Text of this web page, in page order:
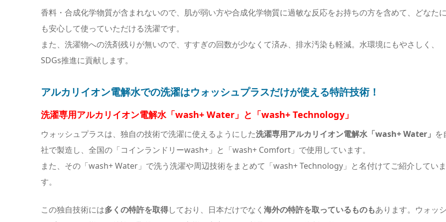
香料・合成化学物質が含まれないので、肌が弱い方や合成化学物質に過敏な反応をお持ちの方を含めて、どなた
も安心して使っていただける洗濯です。
また、洗濯物への洗剤残りが無いので、すすぎの回数が少なくて済み、排水汚染も軽減。水環境にもやさしく、
SDGs推進に貢献します。
アルカリイオン電解水での洗濯はウォッシュプラスだけが使える特許技術！
洗濯専用アルカリイオン電解水「wash+ Water」と「wash+ Technology」
ウォッシュプラスは、独自の技術で洗濯に使えるようにした洗濯専用アルカリイオン電解水「wash+ Water」 を
社で製造し、全国の「コインランドリーwash+」と「wash+ Comfort」で使用しています。
また、その「wash+ Water」で洗う洗濯や周辺技術をまとめて「wash+ Technology」と名付けてご紹介していま
す。
この独自技術には多くの特許を取得しており、日本だけでなく 海外の特許を取っているものもあります。ウォッ